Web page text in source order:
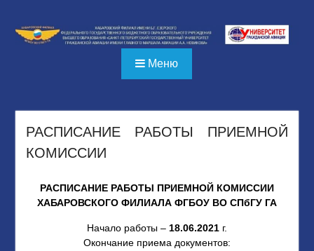
содержимому
Меню
РАСПИСАНИЕ РАБОТЫ ПРИЕМНОЙ
КОМИССИИ
РАСПИСАНИЕ РАБОТЫ ПРИЕМНОЙ КОМИССИИ
ХАБАРОВСКОГО ФИЛИАЛА ФГБОУ ВО СПбГУ ГА
Начало работы – 18.06.2021г.
Окончание приема документов: